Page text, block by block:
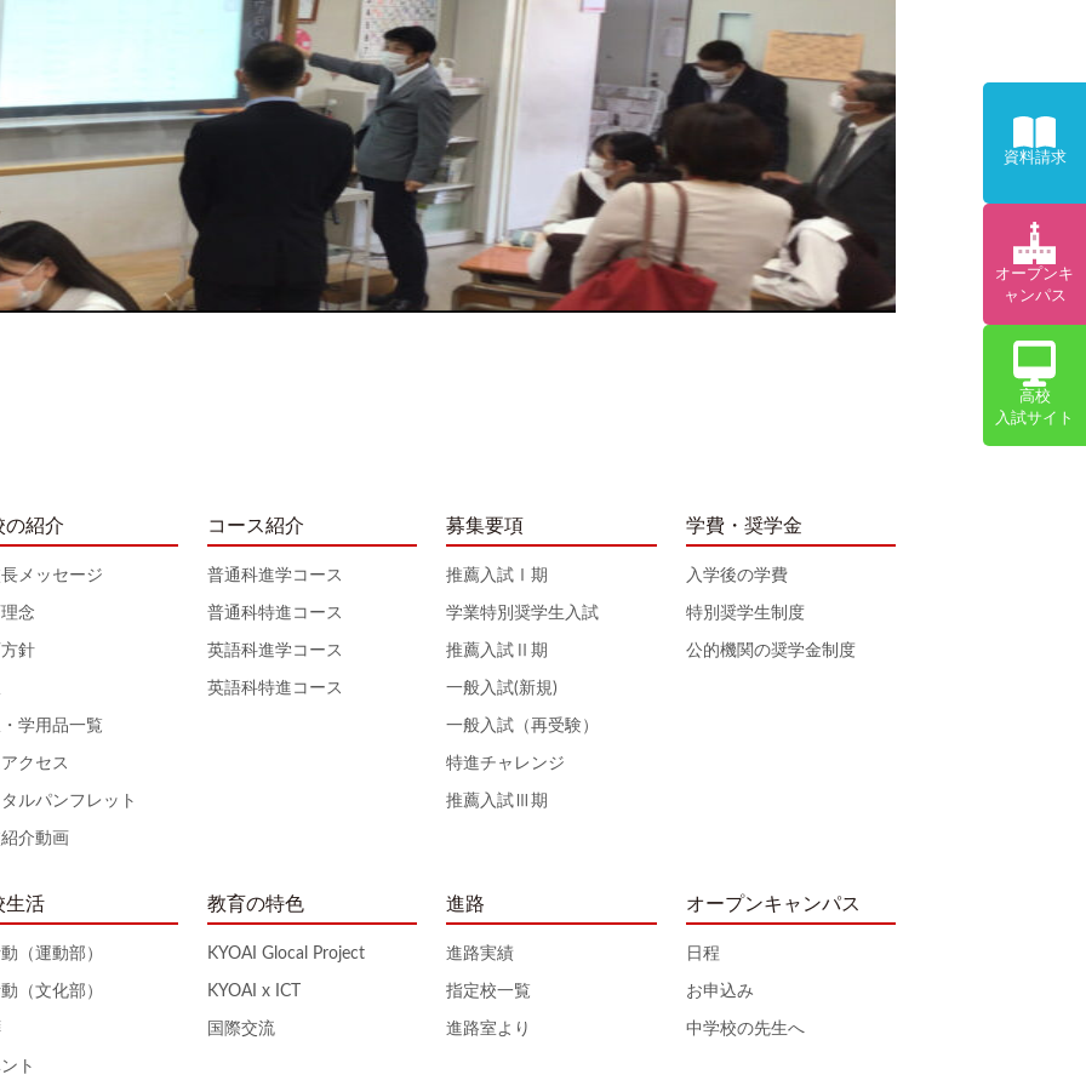
の紹介
メッセージ
念
針
学用品一覧
クセス
ルパンフレット
介動画
生活
（運動部）
（文化部）
ト
コース紹介
普通科進学コース
普通科特進コース
英語科進学コース
英語科特進コース
教育の特色
KYOAI Glocal Project
KYOAI x ICT
国際交流
募集要項
推薦入試Ⅰ期
学業特別奨学生入試
推薦入試Ⅱ期
一般入試(新規)
一般入試（再受験）
特進チャレンジ
推薦入試Ⅲ期
進路
進路実績
指定校一覧
進路室より
学費・奨学金
入学後の学費
特別奨学生制度
公的機関の奨学金制度
オープンキャンパス
日程
お申込み
中学校の先生へ
資料請求
オープンキ
ャンパス
高校
入試サイト